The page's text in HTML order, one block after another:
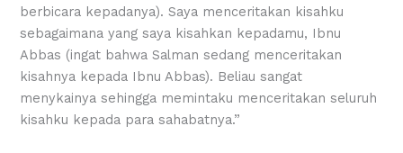
berbicara kepadanya). Saya menceritakan kisahku
sebagaimana yang saya kisahkan kepadamu, Ibnu
Abbas (ingat bahwa Salman sedang menceritakan
kisahnya kepada Ibnu Abbas). Beliau sangat
menykainya sehingga memintaku menceritakan seluruh
kisahku kepada para sahabatnya.”